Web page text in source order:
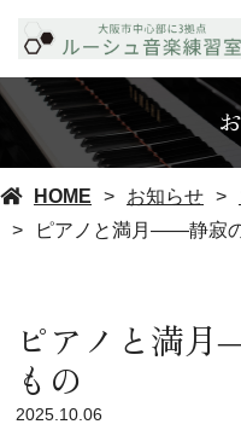
HOME お知らせ
ピアノと満月――静寂
ピアノと満
もの
2025.10.06